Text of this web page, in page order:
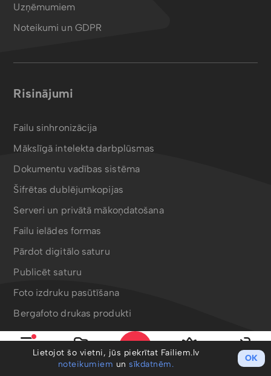
Mani faili Ieiet
Uzņēmumiem
Noteikumi un GDPR
Risinājumi
Failu sinhronizācija
Mākslīgā intelekta darbplūsmas
Dokumentu vadības sistēma
Šifrētas dublējumkopijas
Serveri un privātā mākoņdatošana
Failu ielādes formas
Pārdot digitālo saturu
Publicēt saturu
Foto izdruku pasūtīšana
Bergafoto drukas produkti
Lietojot šo vietni, jūs piekrītat Failiem.lv
noteikumiem unsīkdatnēm.
OK